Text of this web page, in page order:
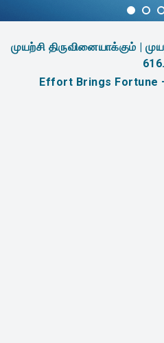
முயற்சி திருவினையாக்கும் |
616.
Effort Brings Fortune